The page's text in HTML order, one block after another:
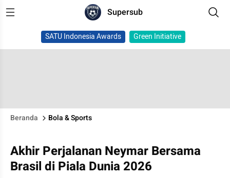
Supersub
SATU Indonesia Awards Green Initiative
Beranda Bola & Sports
Akhir Perjalanan Neymar Bersama
Brasil di Piala Dunia 2026